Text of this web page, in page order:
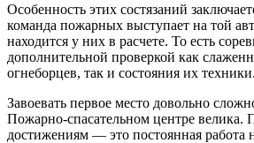
Особенность этих состязаний
команда пожарных выступает на той
находится у них в расчете. То есть
дополнительной проверкой как
огнеборцев, так и состояния их техники.
Завоевать первое место довольно
Пожарно-спасательном центре велика.
достижениям — это постоянная работа